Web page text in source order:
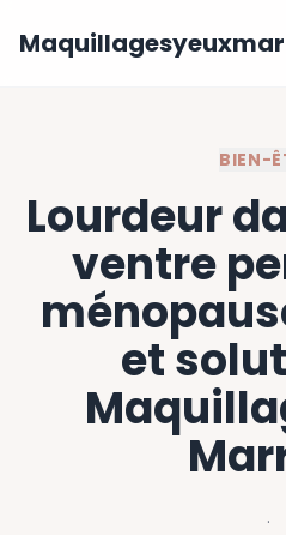
BIEN-
Lourdeur
ventre
et
·